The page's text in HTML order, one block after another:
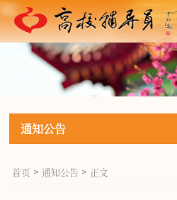
通知公告
首页 > 通知公告 > 正文